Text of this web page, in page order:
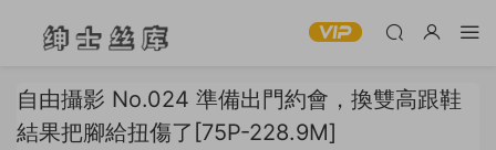
自由攝影 No.024 準備出門約會，換雙高跟鞋
結果把腳給扭傷了[75P-228.9M]